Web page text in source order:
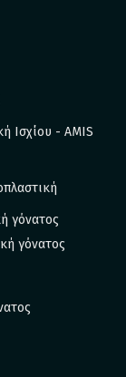
Ισχίου - AMIS
γόνατος
γόνατος